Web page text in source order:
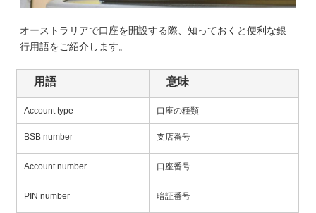
オーストラリアで口座を開設する際、知っておくと便利な銀
行用語をご紹介します。
用語 意味
Account type 口座の種類
BSB number 支店番号
Account number 口座番号
PIN number 暗証番号